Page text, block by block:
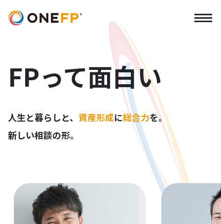
FPって面白い
人生と暮らしと、 資産形成に総合力を。
新しい相談の形。